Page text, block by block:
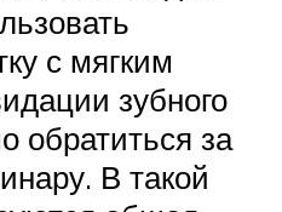
с мягким
зубного
обратиться за
В такой